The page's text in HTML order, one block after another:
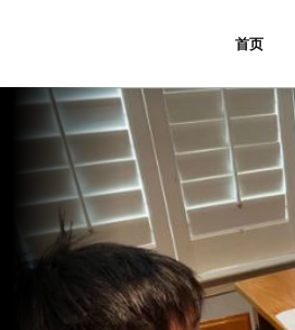
首页